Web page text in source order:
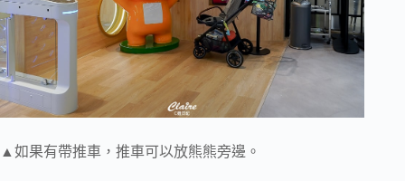
▲如果有帶推車，推車可以放熊熊旁邊。